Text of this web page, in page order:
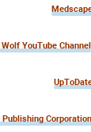
YouTube Channel
Corporation